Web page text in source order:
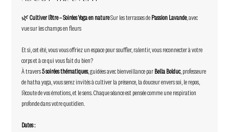
🌿 Cultiver l’être – Soirées Yoga en nature Sur les terrasses de Passion Lavande, avec
vue sur les champs en fleurs
Et si, cet été, vous vous offriez un espace pour souffler, ralentir, vous reconnecter à votre
corps et à ce qui vous fait du bien?
À travers 5 soirées thématiques, guidées avec bienveillance par Bella Bolduc, professeure
de hatha yoga, vous serez invités à cultiver la présence, la douceur envers soi, le repos,
l’écoute de vos émotions, et le sens. Chaque séance est pensée comme une respiration
profonde dans votre quotidien.
Dates :